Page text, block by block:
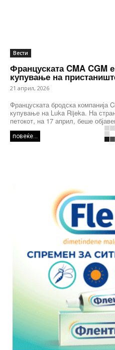
Вести
Француската CMA CGM
купување на
21 април, 2026
Француската бродска компанија
купување на Luka Rijeka. На
петокoт, на 17 април, беше
повеќе...